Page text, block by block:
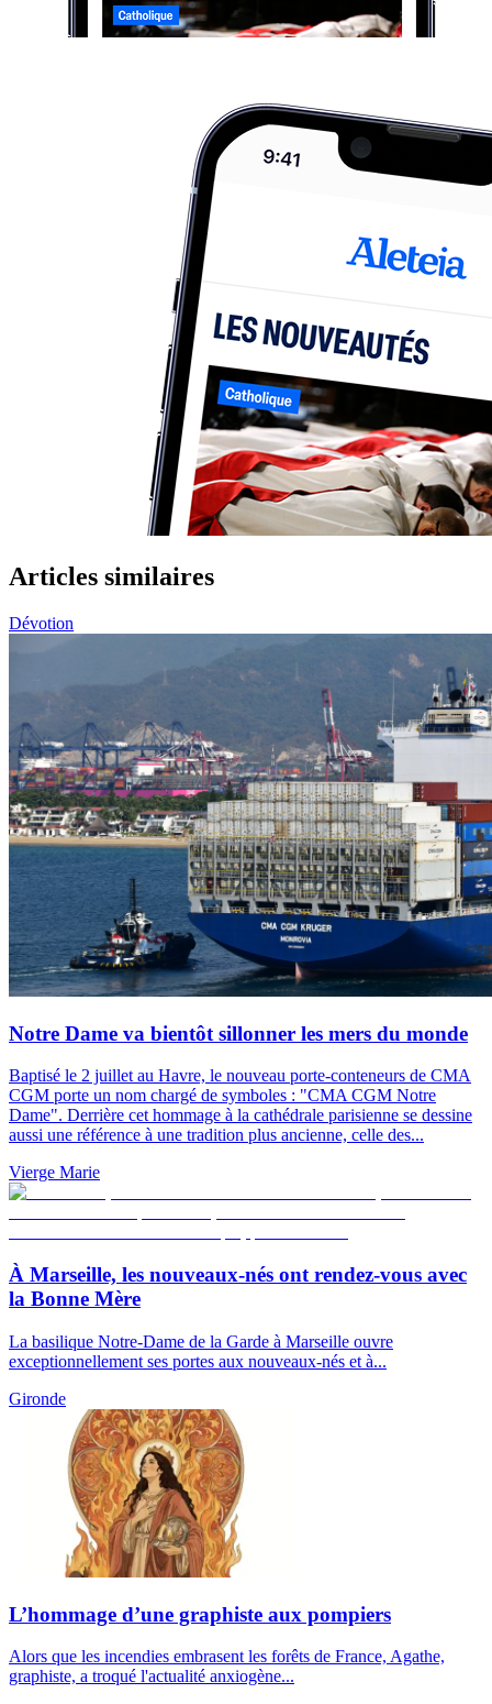
Articles similaires
Dévotion
Notre Dame va bientôt sillonner les mers du monde
Baptisé le 2 juillet au Havre, le nouveau porte-conteneurs de CMA
CGM porte un nom chargé de symboles : "CMA CGM Notre
Dame". Derrière cet hommage à la cathédrale parisienne se dessine
aussi une référence à une tradition plus ancienne, celle des...
Vierge Marie
À Marseille, les nouveaux-nés ont rendez-vous avec
la Bonne Mère
La basilique Notre-Dame de la Garde à Marseille ouvre
exceptionnellement ses portes aux nouveaux-nés et à...
Gironde
L’hommage d’une graphiste aux pompiers
Alors que les incendies embrasent les forêts de France, Agathe,
graphiste, a troqué l'actualité anxiogène...